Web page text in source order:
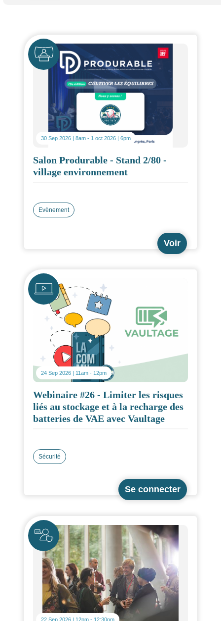
Icône
30 Sep 2026 | 8am - 1 oct 2026 | 6pm
Salon Produrable - Stand 2/80 -
village environnement
Evènement
Voir
Icône
24 Sep 2026 | 11am - 12pm
Webinaire #26 - Limiter les risques
liés au stockage et à la recharge des
batteries de VAE avec Vaultage
Sécurité
Icône
22 Sep 2026 | 12pm - 12:30pm